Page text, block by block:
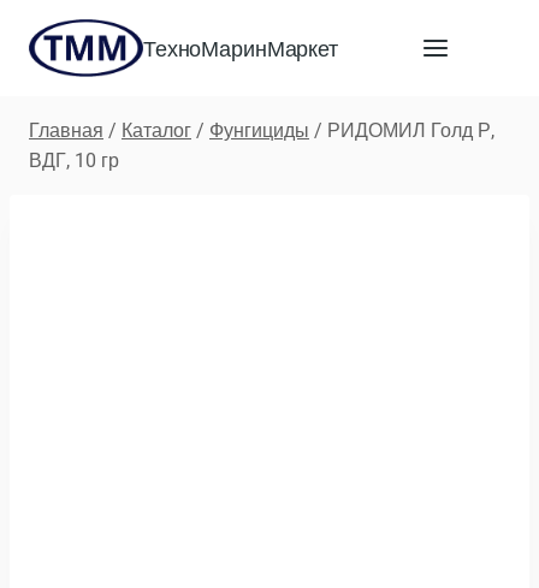
Перейти
ТехноМаринМаркет
Главная / Каталог / Фунгициды / РИДОМИЛ Голд Р,
ВДГ, 10 гр